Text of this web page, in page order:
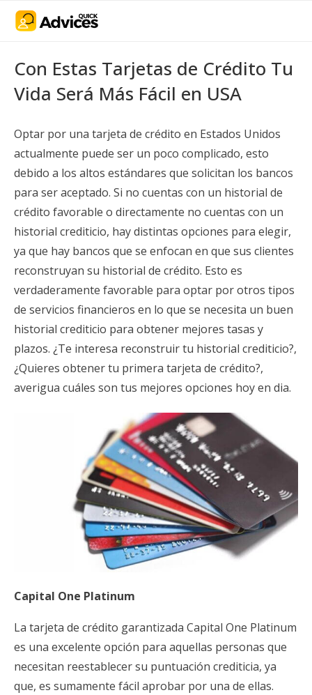
Con Estas Tarjetas de Crédito Tu
Vida Será Más Fácil en USA
Optar por una tarjeta de crédito en Estados Unidos
actualmente puede ser un poco complicado, esto
debido a los altos estándares que solicitan los bancos
para ser aceptado. Si no cuentas con un historial de
crédito favorable o directamente no cuentas con un
historial crediticio, hay distintas opciones para elegir,
ya que hay bancos que se enfocan en que sus clientes
reconstruyan su historial de crédito. Esto es
verdaderamente favorable para optar por otros tipos
de servicios financieros en lo que se necesita un buen
historial crediticio para obtener mejores tasas y
plazos. ¿Te interesa reconstruir tu historial crediticio?,
¿Quieres obtener tu primera tarjeta de crédito?,
averigua cuáles son tus mejores opciones hoy en dia.
Capital One Platinum
La tarjeta de crédito garantizada Capital One Platinum
es una excelente opción para aquellas personas que
necesitan reestablecer su puntuación crediticia, ya
que, es sumamente fácil aprobar por una de ellas.